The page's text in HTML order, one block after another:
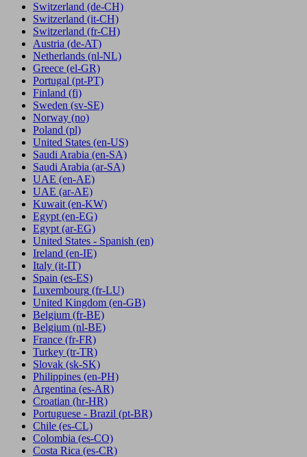
Switzerland (de-CH)
Switzerland (it-CH)
Switzerland (fr-CH)
Austria (de-AT)
Netherlands (nl-NL)
Greece (el-GR)
Portugal (pt-PT)
Finland (fi)
Sweden (sv-SE)
Norway (no)
Poland (pl)
United States (en-US)
Saudi Arabia (en-SA)
Saudi Arabia (ar-SA)
UAE (en-AE)
UAE (ar-AE)
Kuwait (en-KW)
Egypt (en-EG)
Egypt (ar-EG)
United States - Spanish (en)
Ireland (en-IE)
Italy (it-IT)
Spain (es-ES)
Luxembourg (fr-LU)
United Kingdom (en-GB)
Belgium (fr-BE)
Belgium (nl-BE)
France (fr-FR)
Turkey (tr-TR)
Slovak (sk-SK)
Philippines (en-PH)
Argentina (es-AR)
Croatian (hr-HR)
Portuguese - Brazil (pt-BR)
Chile (es-CL)
Colombia (es-CO)
Costa Rica (es-CR)